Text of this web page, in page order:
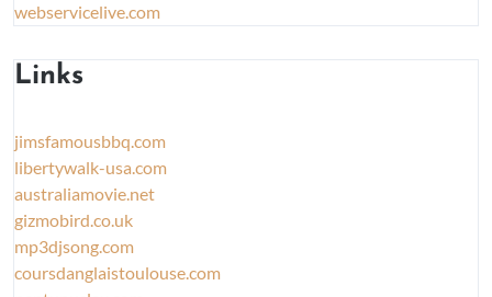
webservicelive.com
Links
jimsfamousbbq.com
libertywalk-usa.com
australiamovie.net
gizmobird.co.uk
mp3djsong.com
coursdanglaistoulouse.com